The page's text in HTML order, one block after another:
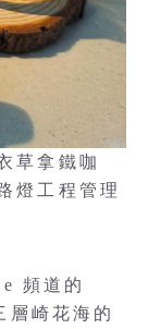
草拿鐵咖
燈工程管理
頻道的
崎花海的